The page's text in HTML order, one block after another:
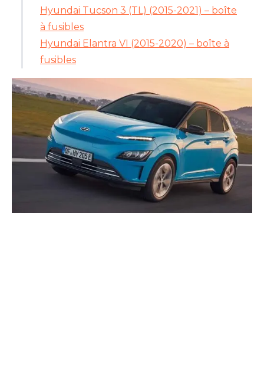
Hyundai Tucson 3 (TL) (2015-2021) – boîte
à fusibles
Hyundai Elantra VI (2015-2020) – boîte à
fusibles